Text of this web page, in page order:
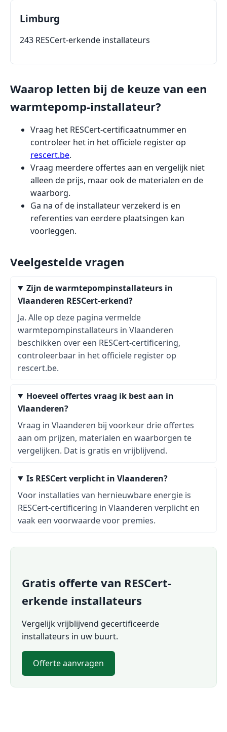
Limburg
243 RESCert-erkende installateurs
Waarop letten bij de keuze van een
warmtepomp-installateur?
Vraag het RESCert-certificaatnummer en
controleer het in het officiele register op
rescert.be.
Vraag meerdere offertes aan en vergelijk niet
alleen de prijs, maar ook de materialen en de
waarborg.
Ga na of de installateur verzekerd is en
referenties van eerdere plaatsingen kan
voorleggen.
Veelgestelde vragen
Zijn de warmtepompinstallateurs in
Vlaanderen RESCert-erkend?
Ja. Alle op deze pagina vermelde
warmtepompinstallateurs in Vlaanderen
beschikken over een RESCert-certificering,
controleerbaar in het officiele register op
rescert.be.
Hoeveel offertes vraag ik best aan in
Vlaanderen?
Vraag in Vlaanderen bij voorkeur drie offertes
aan om prijzen, materialen en waarborgen te
vergelijken. Dat is gratis en vrijblijvend.
Is RESCert verplicht in Vlaanderen?
Voor installaties van hernieuwbare energie is
RESCert-certificering in Vlaanderen verplicht en
vaak een voorwaarde voor premies.
Gratis offerte van RESCert-
erkende installateurs
Vergelijk vrijblijvend gecertificeerde
installateurs in uw buurt.
Offerte aanvragen